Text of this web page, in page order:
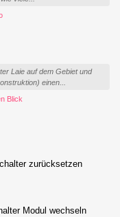
Laie auf dem Gebiet und
einen...
Blick
zurücksetzen
Modul wechseln